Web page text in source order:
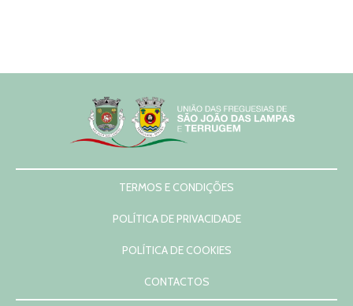
TERMOS E CONDIÇÕES
POLÍTICA DE PRIVACIDADE
POLÍTICA DE COOKIES
CONTACTOS